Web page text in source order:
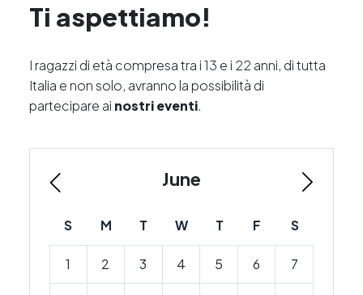
Ti aspettiamo!
I ragazzi di età compresa tra i 13 e i 22 anni, di tutta
Italia e non solo, avranno la possibilità di
partecipare ai nostri eventi.
June
S M T W T F S
1 2 3 4 5 6 7